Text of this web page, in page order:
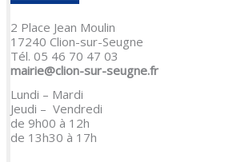
2 Place Jean Moulin
17240 Clion-sur-Seugne
Tél. 05 46 70 47 03
mairie@clion-sur-seugne.fr
Lundi – Mardi
Jeudi – Vendredi
de 9h00 à 12h
de 13h30 à 17h